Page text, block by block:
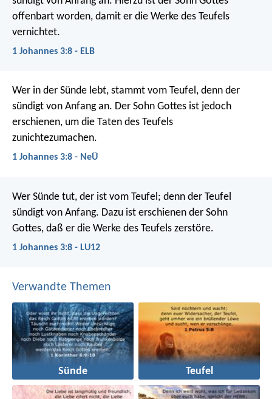
offenbart worden, damit er die Werke des Teufels
vernichtet.
1 Johannes 3:8 - ELB
Wer in der Sünde lebt, stammt vom Teufel, denn der
sündigt von Anfang an. Der Sohn Gottes ist jedoch
erschienen, um die Taten des Teufels
zunichtezumachen.
1 Johannes 3:8 - NeÜ
Wer Sünde tut, der ist vom Teufel; denn der Teufel
sündigt von Anfang. Dazu ist erschienen der Sohn
Gottes, daß er die Werke des Teufels zerstöre.
1 Johannes 3:8 - LU12
Verwandte Themen
Sünde Teufel